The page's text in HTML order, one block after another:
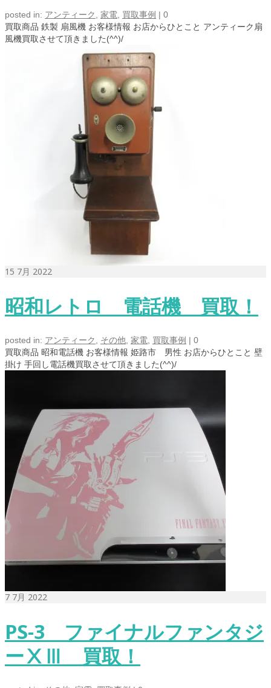
posted in: アンティーク 家電 買取事例 | 0
買取商品 鉄製 扇風機 お客様情報 お店からひとこと アンティーク扇
風機買取させて頂きました(^^)/
15 7月 2022
昭和レトロ 電話機 買取！
posted in: アンティーク, その他, 家電, 買取事例 | 0
買取商品 昭和電話機 お客様情報 姫路市 男性 お店からひとこと 壁
掛け 手回し電話機買取させて頂きました(^^)/
7 7月 2022
PS-3 ファイナルファンタジ
ーⅩⅢ 買取！